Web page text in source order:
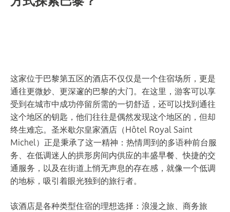
这家位于巴黎第五区的酒店不仅仅是一个住宿场所，更是
通往更微妙、更深邃的巴黎的大门。在这里，游客可以享
受到在城市中成功停留所需的一切舒适，还可以找到通往
这个地区的钥匙，他们往往是偶然发现这个地区的，但却
终生难忘。圣米歇尔皇家酒店（Hôtel Royal Saint
Michel）正是秉承了这一精神：热情周到的多语种前台服
务、在低调迷人的拱形房间内供应的丰盛早餐、快捷的交
通服务，以及在街道上悄无声息的存在感，就像一个低调
的地标，吸引着眼光独到的旅行者。
该酒店是各种类型住宿的理想选择：浪漫之旅、商务旅